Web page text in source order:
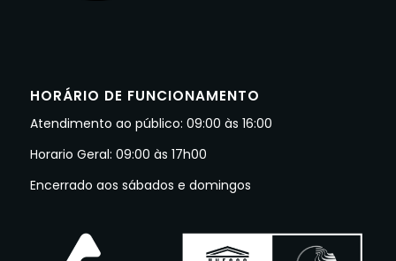
HORÁRIO DE FUNCIONAMENTO
Atendimento ao público: 09:00 às 16:00
Horario Geral: 09:00 às 17h00
Encerrado aos sábados e domingos